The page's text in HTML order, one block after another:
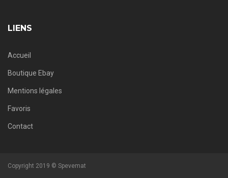
LIENS
Accueil
Boutique Ebay
Mentions légales
Favoris
Contact
Copyright 2019 © Spevemat